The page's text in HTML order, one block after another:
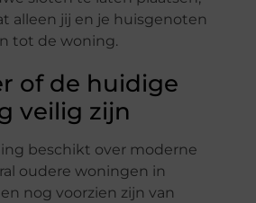
alleen jij en je huisgenoten
tot de woning.
of de huidige
veilig zijn
beschikt over moderne
oudere woningen in
nog voorzien zijn van